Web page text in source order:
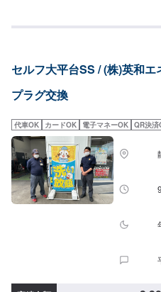
セルフ大平台SS / (株)英和エ
プラグ交換
代車OK カードOK 電子マネーOK QR決済